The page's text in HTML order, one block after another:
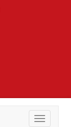
Toggle